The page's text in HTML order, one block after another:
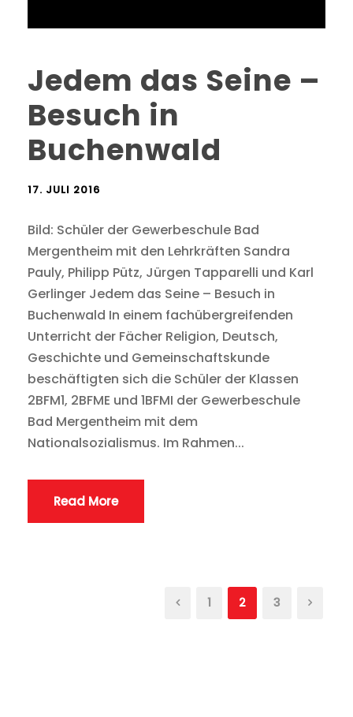
Jedem das Seine –
Besuch in
Buchenwald
17. JULI 2016
Bild: Schüler der Gewerbeschule Bad
Mergentheim mit den Lehrkräften Sandra
Pauly, Philipp Pütz, Jürgen Tapparelli und Karl
Gerlinger Jedem das Seine – Besuch in
Buchenwald In einem fachübergreifenden
Unterricht der Fächer Religion, Deutsch,
Geschichte und Gemeinschaftskunde
beschäftigten sich die Schüler der Klassen
2BFM1, 2BFME und 1BFMI der Gewerbeschule
Bad Mergentheim mit dem
Nationalsozialismus. Im Rahmen...
Read More
1 2 3